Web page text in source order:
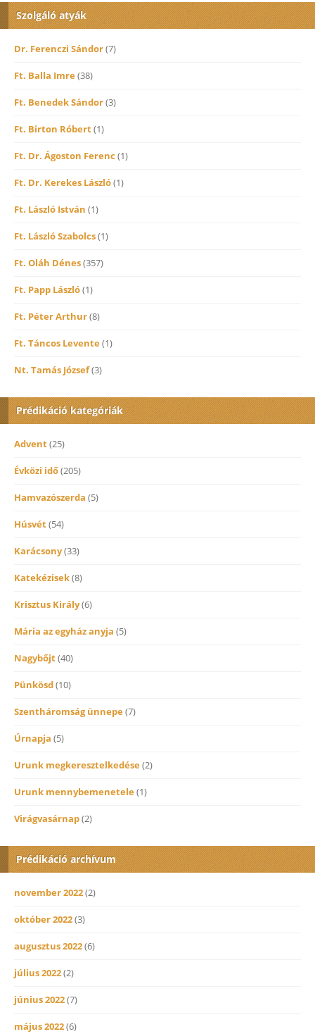
Szolgáló atyák
Dr. Ferenczi Sándor(7)
Ft. Balla Imre(38)
Ft. Benedek Sándor(3)
Ft. Birton Róbert(1)
Ft. Dr. Ágoston Ferenc (1)
Ft. Dr. Kerekes László(1)
Ft. László István (1)
Ft. László Szabolcs(1)
Ft. Oláh Dénes(357)
Ft. Papp László(1)
Ft. Péter Arthur(8)
Ft. Táncos Levente(1)
Nt. Tamás József(3)
Prédikáció kategóriák
Advent(25)
Évközi idő(205)
Hamvazószerda (5)
Húsvét(54)
Karácsony(33)
Katekézisek(8)
Krisztus Király(6)
Mária az egyház anyja (5)
Nagybőjt(40)
Pünkösd(10)
Szentháromság ünnepe(7)
Úrnapja (5)
Urunk megkeresztelkedése(2)
Urunk mennybemenetele(1)
Virágvasárnap(2)
Prédikáció archívum
november 2022(2)
október 2022(3)
augusztus 2022(6)
július 2022(2)
június 2022(7)
május 2022(6)